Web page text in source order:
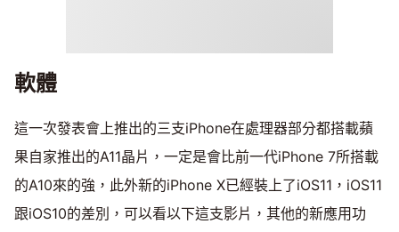
軟體
這一次發表會上推出的三支iPhone在處理器部分都搭載蘋
果自家推出的A11晶片，一定是會比前一代iPhone 7所搭載
的A10來的強，此外新的iPhone X已經裝上了iOS11，iOS11
跟iOS10的差別，可以看以下這支影片，其他的新應用功